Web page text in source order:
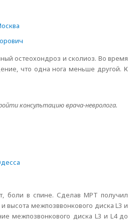
остеохондроз и сколиоз. Во время
что одна нога меньше другой. К
консультацию врача-невролога.
боли в спине. Сделав МРТ получил
высота межпозввонкового диска L3 и
межпозвонкового диска L3 и L4 до